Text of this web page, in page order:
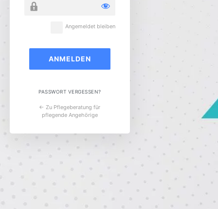
Angemeldet bleiben
PASSWORT VERGESSEN?
← Zu Pflegeberatung für
pflegende Angehörige